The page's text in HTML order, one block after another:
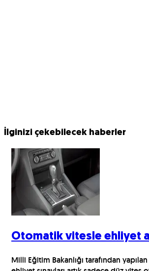
İlginizi çekebilecek haberler
Otomatik vitesle ehliyet
Milli Eğitim Bakanlığı tarafından